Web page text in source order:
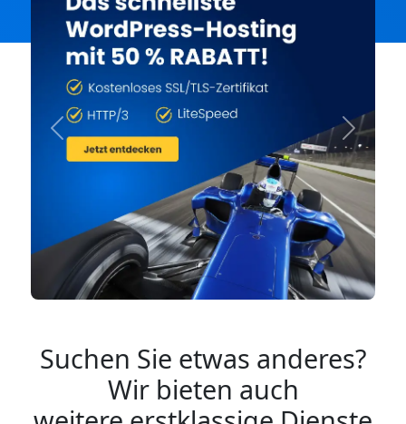
Previous Next
Suchen Sie etwas anderes?
Wir bieten auch